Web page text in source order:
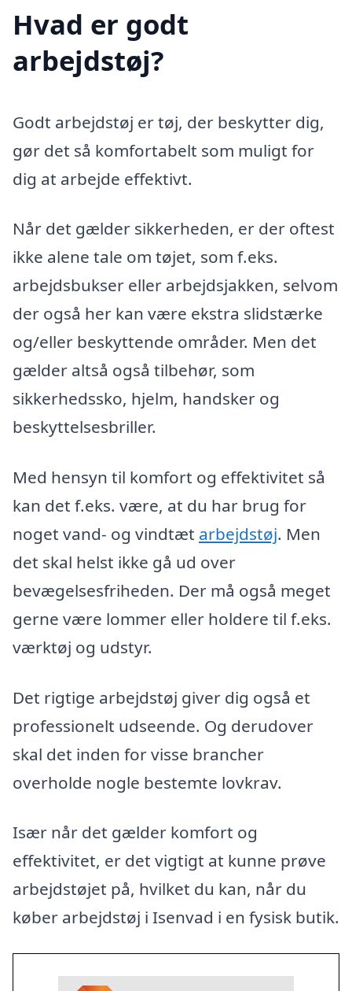
Hvad er godt
arbejdstøj?
Godt arbejdstøj er tøj, der beskytter dig,
gør det så komfortabelt som muligt for
dig at arbejde effektivt.
Når det gælder sikkerheden, er der oftest
ikke alene tale om tøjet, som f.eks.
arbejdsbukser eller arbejdsjakken, selvom
der også her kan være ekstra slidstærke
og/eller beskyttende områder. Men det
gælder altså også tilbehør, som
sikkerhedssko, hjelm, handsker og
beskyttelsesbriller.
Med hensyn til komfort og effektivitet så
kan det f.eks. være, at du har brug for
noget vand- og vindtæt arbejdstøj. Men
det skal helst ikke gå ud over
bevægelsesfriheden. Der må også meget
gerne være lommer eller holdere til f.eks.
værktøj og udstyr.
Det rigtige arbejdstøj giver dig også et
professionelt udseende. Og derudover
skal det inden for visse brancher
overholde nogle bestemte lovkrav.
Især når det gælder komfort og
effektivitet, er det vigtigt at kunne prøve
arbejdstøjet på, hvilket du kan, når du
køber arbejdstøj i Isenvad i en fysisk butik.